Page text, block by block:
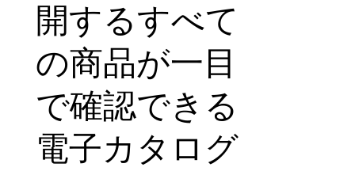
開するすべて
の商品が一目
で確認できる
電子カタログ